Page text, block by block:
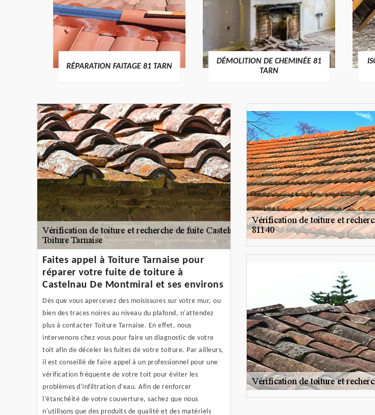
RÉPARATION FAITAGE 81 TARN
DÉMOLITION DE CHEMINÉE 81
TARN
Faites appel à Toiture Tarnaise pour
réparer votre fuite de toiture à
Castelnau De Montmiral et ses environs
Dès que vous apercevez des moisissures sur votre mur, ou
bien des traces noires au niveau du plafond, n'attendez
plus à contacter Toiture Tarnaise. En effet, nous
intervenons chez vous pour faire un diagnostic de votre
toit afin de déceler les fuites de votre toiture. Par ailleurs,
il est conseillé de faire appel à un professionnel pour une
vérification fréquente de votre toit pour éviter les
problèmes d'infiltration d'eau. Afin de renforcer
l'étanchéité de votre couverture, sachez que nous
n'utilisons que des produits de qualité et des matériels